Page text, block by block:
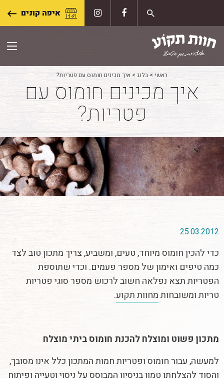
content
איפה קונים
ראשי > בלוג > איך מכינים חומוס עם פטריות?
איך מכינים חומוס עם
פטריות?
25.03.2012
כדי להכין חומוס מיוחד, טעים, ומשביע, צריך מתכון טוב לצד
כמה טיפים ואימון של מספר פעמים. וכדי שתוספת
הפטריות תצא נפלאה חשוב לרכוש מספר סוגי פטריות
טריות ומשובחותמחוות תקוע.
מתכון פשוט ומוצלח להכנת חומוס ביתי מוצלח
למעשה, עבור חומוס ופטריות חמות המתכון כלל אינו מסובך,